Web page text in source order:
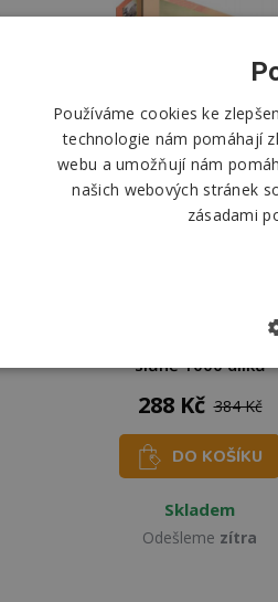
EUROGRAPHICS Puzzle
slůně 1000 dílků
288 Kč 384 Kč
DO KOŠÍKU
Skladem
Odešleme zítra
Používáme cookies ke
technologie nám pomáhají
webu a umožňují nám
našich webových stránek
zásadami